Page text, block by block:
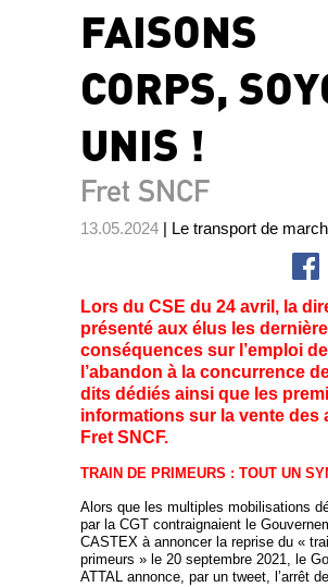
FAISONS
CORPS,
UNIS !
Fret SNCF
13.05.2024 | Le transport de
Lors du CSE du 24 avril, la
présenté aux élus les
conséquences sur l’emploi de
l’abandon à la concurrence
dits dédiés ainsi que les
informations sur la vente des
Fret SNCF.
TRAIN DE PRIMEURS : TOUT UN
Alors que les multiples mobilisations
par la CGT contraignaient le
CASTEX à annoncer la reprise du «
primeurs » le 20 septembre 2021, le
ATTAL annonce, par un tweet, l’arrêt